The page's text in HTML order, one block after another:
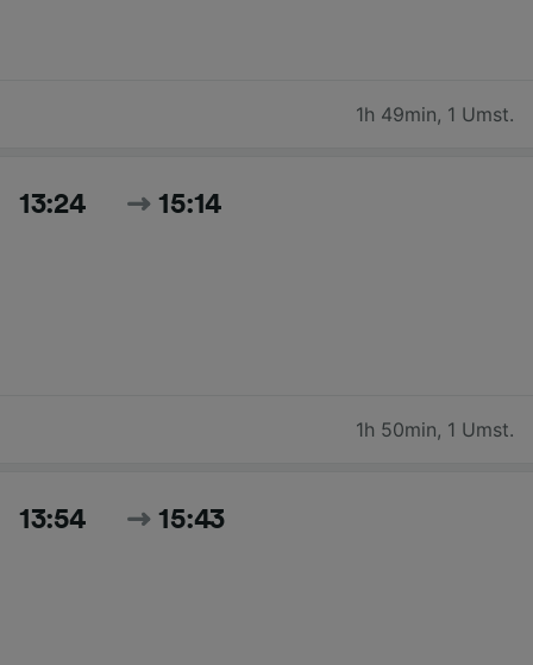
1h 49min, 1 Umst.
13:24 15:14
1h 50min, 1 Umst.
13:54 15:43